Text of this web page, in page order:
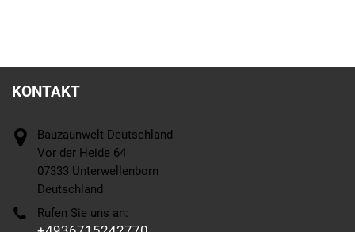
KONTAKT
Bauzaunwelt Deutschland
Vor der Heide 64
07333 Unterwellenborn
Deutschland
Rufen Sie uns an: